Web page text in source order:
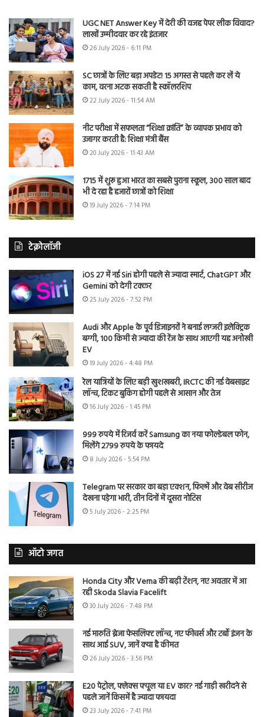
UGC NET Answer Key में देरी की वजह पेपर लीक विवाद?
लाखों उम्मीदवार कर रहे इंतजार
26 July 2026 - 6:11 PM
SC छात्रों के लिए बड़ा अपडेट! 15 अगस्त से पहले कर लें ये
काम, वरना अटक सकती है स्कॉलरशिप
22 July 2026 - 11:54 AM
नीट परीक्षा में सफलता “शिक्षा क्रांति” के व्यापक प्रभाव को
उजागर करती है: शिक्षा मंत्री बैंस
20 July 2026 - 11:43 AM
1715 में शुरू हुआ भारत का सबसे पुराना स्कूल, 300 साल बाद
भी दे रहा है हजारों छात्रों को शिक्षा
19 July 2026 - 7:14 PM
टेक्नोलॉजी
iOS 27 में नई Siri होगी पहले से ज्यादा स्मार्ट, ChatGPT और
Gemini को देगी टक्कर
25 July 2026 - 7:52 PM
Audi और Apple के पूर्व डिजाइनरों ने बनाई लग्जरी इलेक्ट्रिक
बग्गी, 100 किमी से ज्यादा की रेंज के साथ आएगी यह अनोखी
EV
19 July 2026 - 4:48 PM
रेल यात्रियों के लिए बड़ी खुशखबरी, IRCTC की नई वेबसाइट
लॉन्च, टिकट बुकिंग होगी पहले से आसान और तेज
16 July 2026 - 1:45 PM
999 रुपये में रिजर्व करें Samsung का नया फोल्डेबल फोन,
मिलेंगे 2799 रुपये के फायदे
8 July 2026 - 5:54 PM
Telegram पर सरकार का बड़ा एक्शन, फिल्में और वेब सीरीज
देखना पड़ेगा भारी, तीन दिनों में दूसरा नोटिस
5 July 2026 - 2:25 PM
ऑटो जगत
Honda City और Verna की बढ़ी टेंशन, नए अवतार में आ
रही Skoda Slavia Facelift
30 July 2026 - 7:48 PM
नई मारुति ब्रेजा फेसलिफ्ट लॉन्च, नए फीचर्स और टर्बो इंजन के
साथ आई SUV, जानें क्या है कीमत
26 July 2026 - 3:56 PM
E20 पेट्रोल, फ्लेक्स फ्यूल या EV कार? नई गाड़ी खरीदने से
पहले जानें किसमें है ज्यादा फायदा
23 July 2026 - 7:41 PM